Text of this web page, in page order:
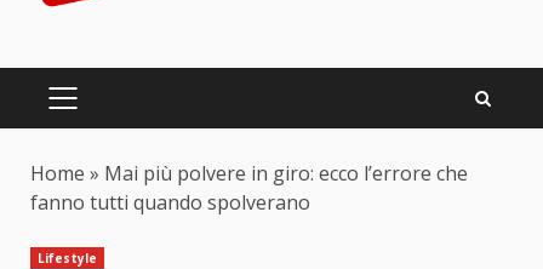
PRIMARY
Home » Mai più polvere in giro: ecco l’errore che
fanno tutti quando spolverano
Lifestyle